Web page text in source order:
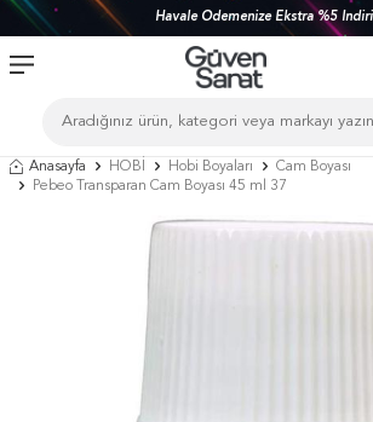
Havale Ödemenize Ekstra %5
Anasayfa HOBİ Hobi Boyaları
Cam Boyası
Pebeo Transparan Cam Boyası 45 ml 37